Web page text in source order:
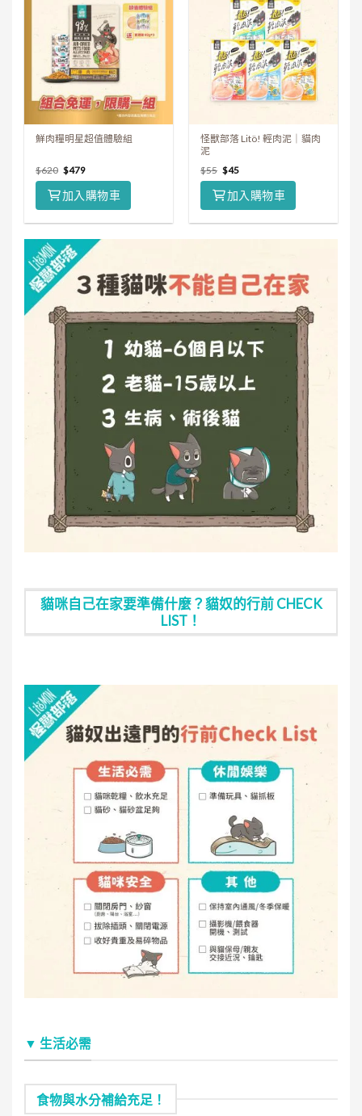
鮮肉糧明星超值體驗組
$620 $479
加入購物車
怪獸部落 Litö! 輕肉泥｜貓肉
泥
$55 $45
加入購物車
貓咪自己在家要準備什麼？貓奴的行前 CHECK
LIST！
▼ 生活必需
食物與水分補給充足！